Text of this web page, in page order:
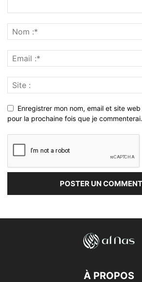
Enregistrer mon nom, email et site
pour la prochaine fois que je commenterai.
À PROPOS